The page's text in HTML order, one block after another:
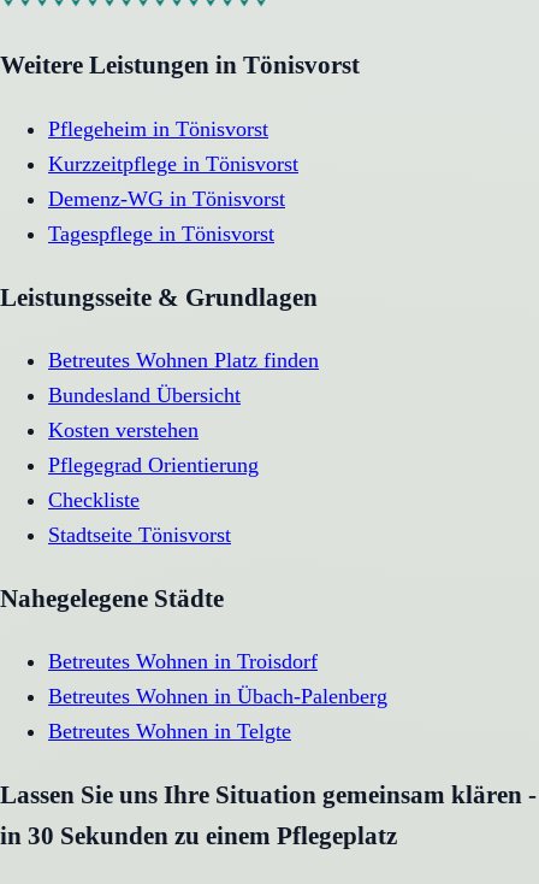
Weitere Leistungen in Tönisvorst
Pflegeheim in Tönisvorst
Kurzzeitpflege in Tönisvorst
Demenz-WG in Tönisvorst
Tagespflege in Tönisvorst
Leistungsseite & Grundlagen
Betreutes Wohnen Platz finden
Bundesland Übersicht
Kosten verstehen
Pflegegrad Orientierung
Checkliste
Stadtseite Tönisvorst
Nahegelegene Städte
Betreutes Wohnen in Troisdorf
Betreutes Wohnen in Übach-Palenberg
Betreutes Wohnen in Telgte
Lassen Sie uns Ihre Situation gemeinsam klären -
in 30 Sekunden zu einem Pflegeplatz